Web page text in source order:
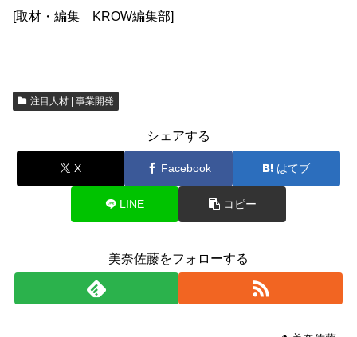
[取材・編集 KROW編集部]
注目人材 | 事業開発
シェアする
X Facebook はてブ
LINE コピー
美奈佐藤をフォローする